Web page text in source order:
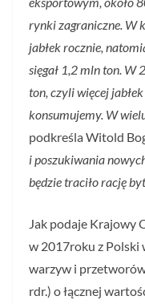
rynki zagraniczne. W
jabłek rocznie,
sięgał 1,2 mln ton. W
ton, czyli więcej
konsumujemy. W
podkreśla Witold
i poszukiwania
będzie traciło rację
Jak podaje Krajowy
w 2017roku z Polski
warzyw i
rdr.) o łącznej